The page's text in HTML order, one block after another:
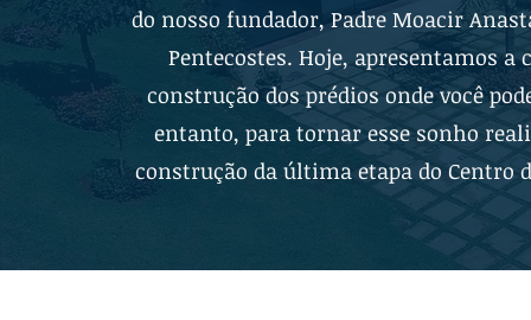
do nosso fundador, Padre Moacir
Pentecostes. Hoje, apresentamos
construção dos prédios onde você
entanto, para tornar esse sonho
construção da última etapa do Centro